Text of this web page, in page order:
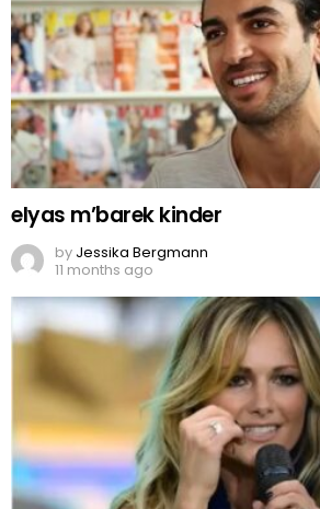
elyas m’barek kinder
by Jessika Bergmann
11 months ago